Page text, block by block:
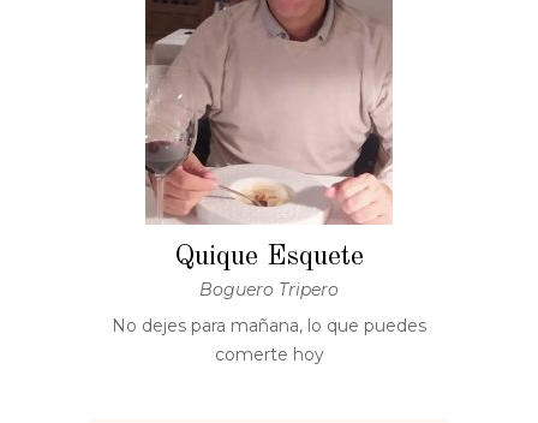
Quique Esquete
Boguero Tripero
No dejes para mañana, lo que puedes
comerte hoy